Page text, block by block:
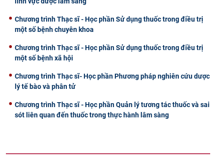
Chương trình Thạc sĩ - Học phần Sử dụng thuốc trong điều trị
một số bệnh chuyên khoa
Chương trình Thạc sĩ - Học phần Sử dụng thuốc trong điều trị
một số bệnh xã hội
Chương trình Thạc sĩ- Học phần Phương pháp nghiên cứu dược
lý tế bào và phân tử
Chương trình Thạc sĩ - Học phần Quản lý tương tác thuốc và sai
sót liên quan đến thuốc trong thực hành lâm sàng